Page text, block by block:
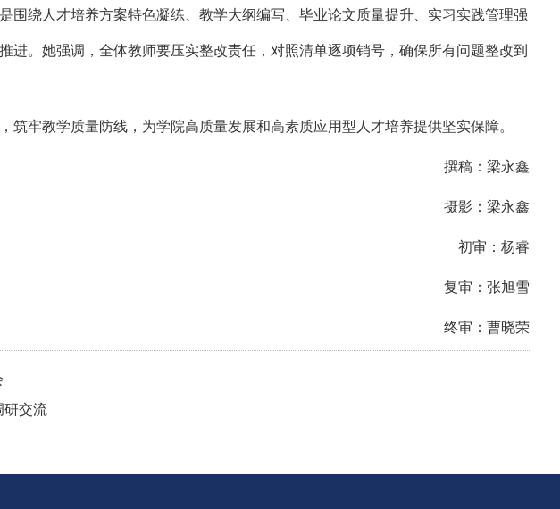
围绕人才培养方案特色凝练、教学大纲编写、毕业论文质量提升、实习实践管理强
进。她强调，全体教师要压实整改责任，对照清单逐项销号，确保所有问题整改到
筑牢教学质量防线，为学院高质量发展和高素质应用型人才培养提供坚实保障。
撰稿：梁永鑫
摄影：梁永鑫
初审：杨睿
复审：张旭雪
终审：曹晓荣
研交流